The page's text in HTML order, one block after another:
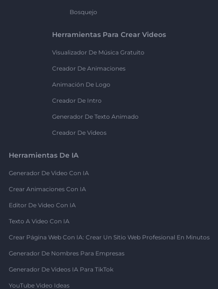
Bosquejo
Herramientas Para Crear Videos
Visualizador De Música Gratuito
Creador De Animaciones
Animación De Logo
Creador De Intro
Generador De Texto Animado
Creador De Videos
Herramientas De IA
Generador De Video Con IA
Crear Animaciones Con IA
Editor De Video Con IA
Texto A Video Con IA
Crear Página Web Con IA: Crear Un Sitio Web Profesional En Minutos
Generador De Nombres Para Empresas
Generador De Videos IA Para TikTok
YouTube Video Ideas